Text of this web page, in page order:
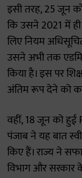
इसी तरह, 25 जून
कि उसने 2021 में
लिए नियम
उसने अभी तक
किया है। इस पर
अंतिम रूप देने को
वहीं, 18 जून को हुई
पंजाब ने यह बात
किए हैं। राज्य ने
विभाग और सरकार